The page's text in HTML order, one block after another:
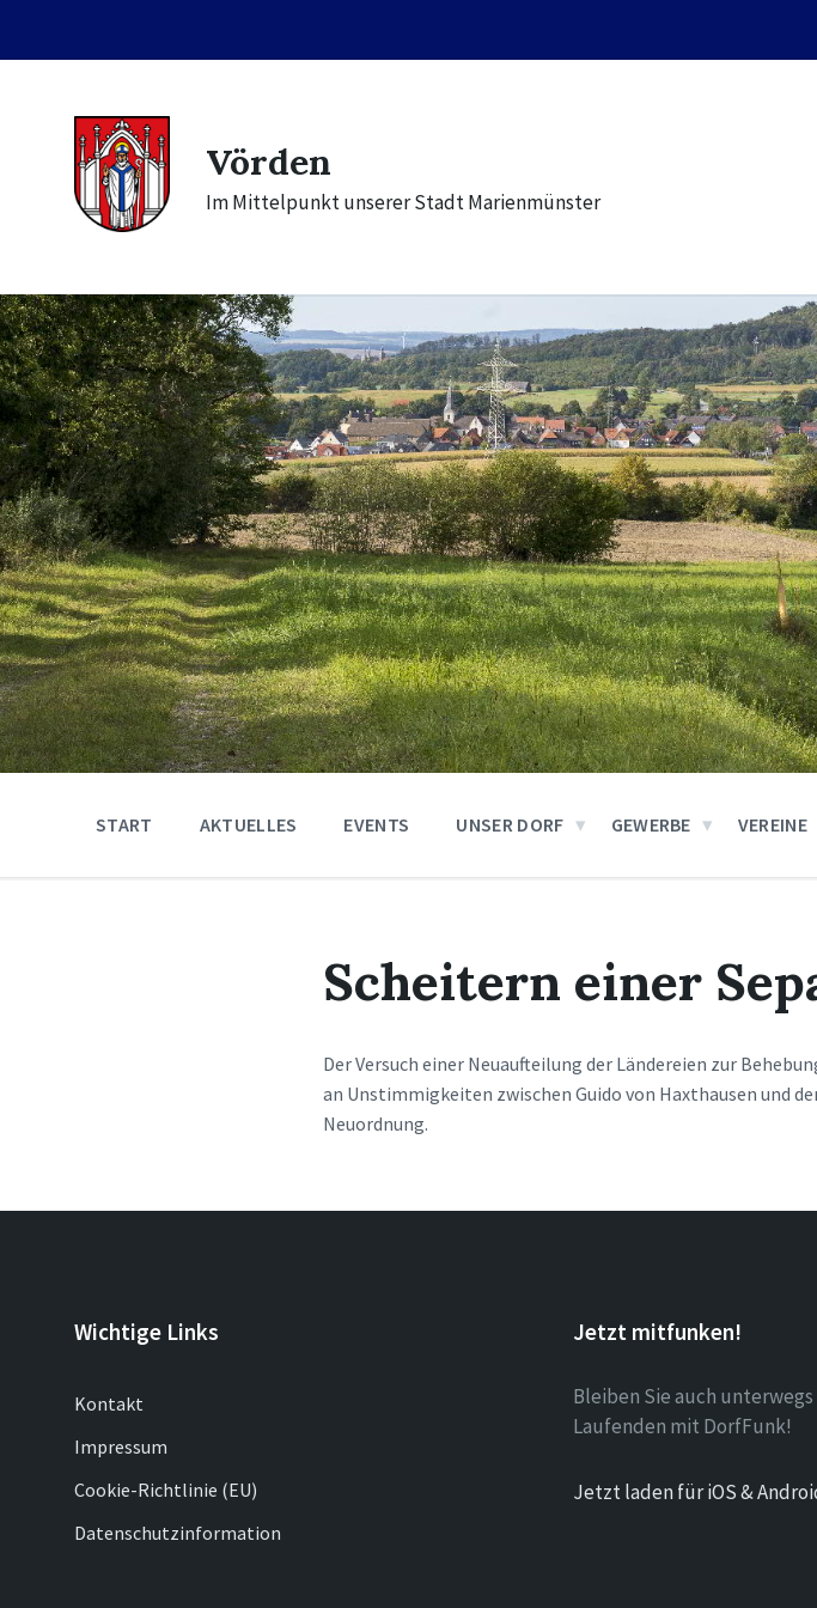
content
main
footer
Vörden
Im Mittelpunkt unserer Stadt Marienmünster
START AKTUELLES EVENTS UNSER DORF GEWERBE VEREINE
Scheitern einer
Der Versuch einer Neuaufteilung der Ländereien zur
an Unstimmigkeiten zwischen Guido von Haxthausen und
Neuordnung.
Wichtige Links
Kontakt
Impressum
Cookie-Richtlinie (EU)
Datenschutzinformation
Jetzt mitfunken!
Bleiben Sie auch
Laufenden mit DorfFunk!
Jetzt laden für iOS &